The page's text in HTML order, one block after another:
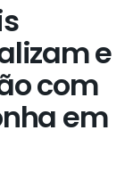
e
com
em